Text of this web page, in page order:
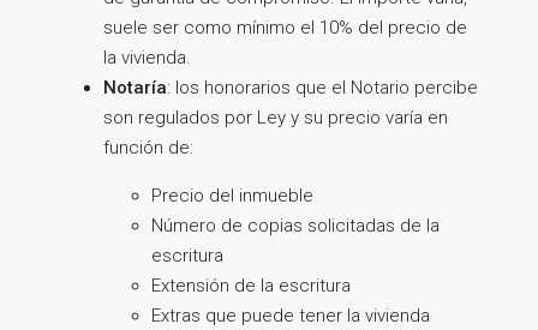
suele ser como mínimo el 10% del precio de
la vivienda.
Notaría: los honorarios que el Notario percibe
son regulados por Ley y su precio varía en
función de:
Precio del inmueble
Número de copias solicitadas de la
escritura
Extensión de la escritura
Extras que puede tener la vivienda